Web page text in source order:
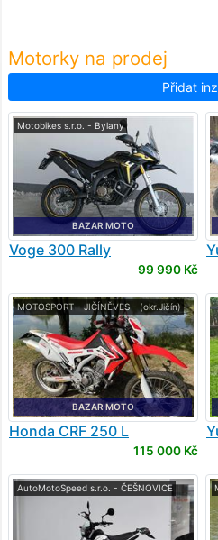
Motorky na prodej
Přidat
Motobikes s.r.o. - Bylany
BAZAR MOTO
Voge 300 Rally
99 990 Kč
MOTOSPORT - JIČÍNĚVES - (okr.Jičín)
BAZAR MOTO
Honda CRF 250 L
115 000 Kč
AutoMotoSpeed s.r.o. - ČEŠNOVICE